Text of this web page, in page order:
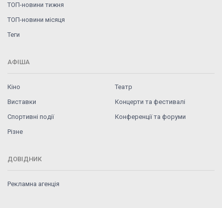
ТОП-новини тижня
ТОП-новини місяця
Теги
АФІША
Кіно
Театр
Виставки
Концерти та фестивалі
Спортивні події
Конференції та форуми
Різне
ДОВІДНИК
Рекламна агенція